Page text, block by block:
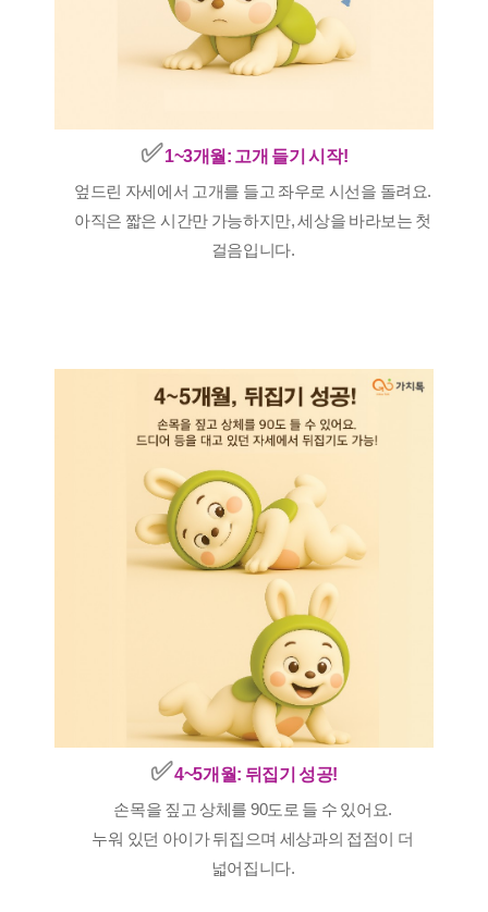
✅️ 1~3개월: 고개 들기 시작!
엎드린 자세에서 고개를 들고 좌우로 시선을 돌려요.
아직은 짧은 시간만 가능하지만, 세상을 바라보는 첫
걸음입니다.
✅️4~5개월: 뒤집기 성공!
손목을 짚고 상체를 90도로 들 수 있어요.
누워 있던 아이가 뒤집으며 세상과의 접점이 더
넓어집니다.